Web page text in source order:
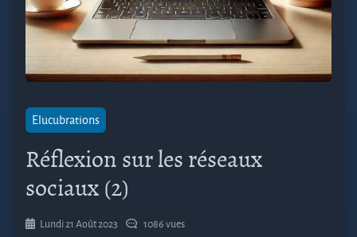
Elucubrations
Réflexion sur les réseaux
sociaux (2)
Lundi 21 Août 2023 1086 vues